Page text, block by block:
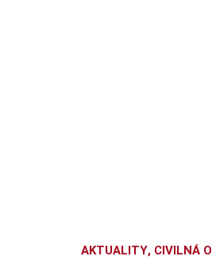
AKTUALITY, CIVILNÁ